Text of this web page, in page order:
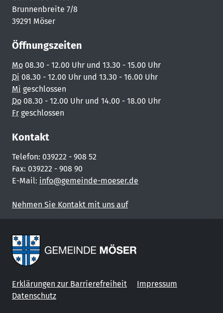
Brunnenbreite 7/8
39291 Möser
Öffnungszeiten
Mo 08.30 - 12.00 Uhr und 13.30 - 15.00 Uhr
Di 08.30 - 12.00 Uhr und 13.30 - 16.00 Uhr
Mi geschlossen
Do 08.30 - 12.00 Uhr und 14.00 - 18.00 Uhr
Fr geschlossen
Kontakt
Telefon: 039222 - 908 52
Fax: 039222 - 908 90
E-Mail: info@gemeinde-moeser.de
Nehmen Sie Kontakt mit uns auf
Erklärungen zur Barrierefreiheit
Impressum
Datenschutz